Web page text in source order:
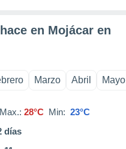
en Mojácar en
Marzo Abril Mayo
Max.: 28°C Min: 23°C
días